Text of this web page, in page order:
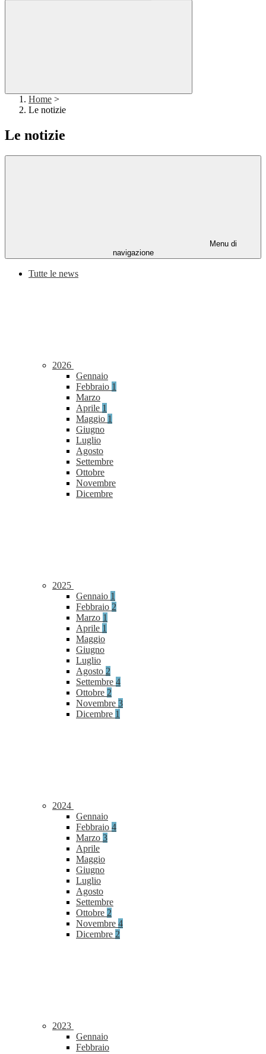
Home >
Le notizie
Le notizie
Menu di
navigazione
Tutte le news
2026
Gennaio
Febbraio 1
Marzo
Aprile 1
Maggio 1
Giugno
Luglio
Agosto
Settembre
Ottobre
Novembre
Dicembre
2025
Gennaio 1
Febbraio 2
Marzo 1
Aprile 1
Maggio
Giugno
Luglio
Agosto 2
Settembre 4
Ottobre 2
Novembre 3
Dicembre 1
2024
Gennaio
Febbraio 4
Marzo 3
Aprile
Maggio
Giugno
Luglio
Agosto
Settembre
Ottobre 2
Novembre 4
Dicembre 2
2023
Gennaio
Febbraio